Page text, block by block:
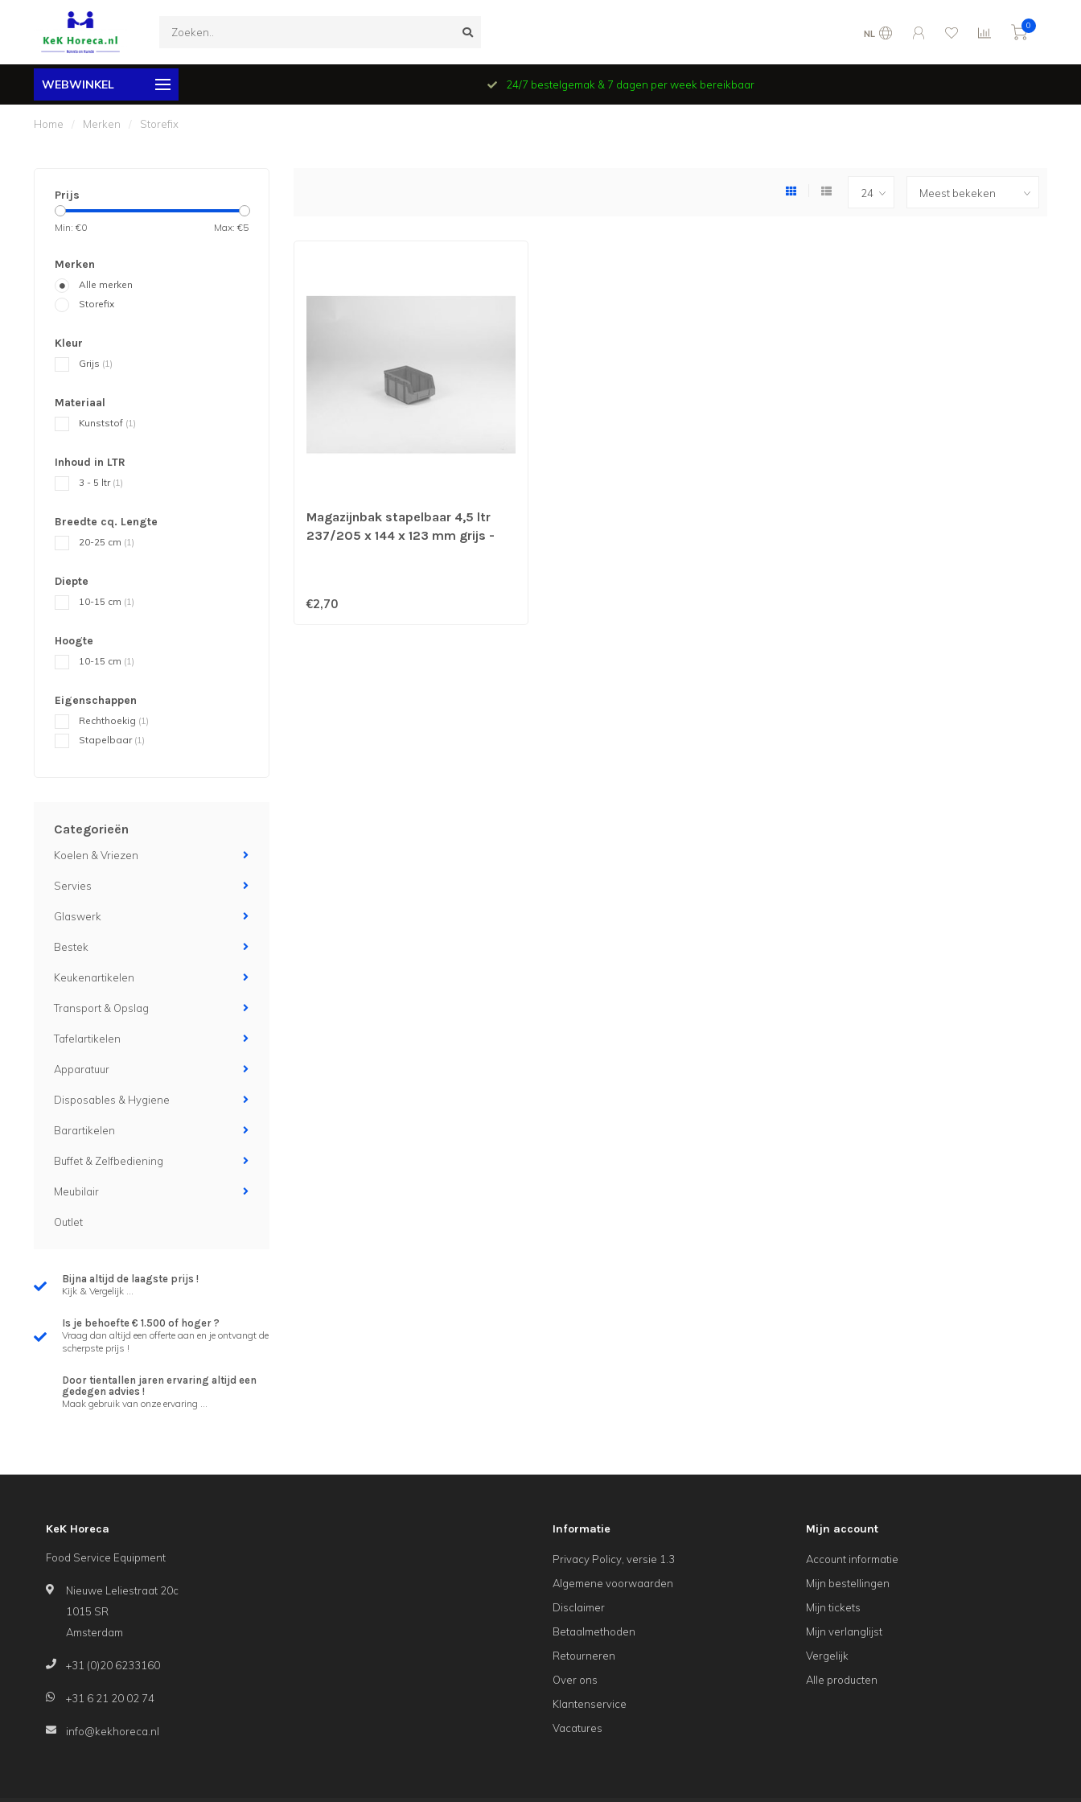
NL
0
WEBWINKEL 24/7 bestelgemak & 7 dagen per week bereikbaar
Home / Merken / Storefix
Prijs
Min: €0 Max: €5
Merken
Alle merken
Storefix
Kleur
Grijs (1)
Materiaal
Kunststof (1)
Inhoud in LTR
3 - 5 ltr (1)
Breedte cq. Lengte
20-25 cm (1)
Diepte
10-15 cm (1)
Hoogte
10-15 cm (1)
Eigenschappen
Rechthoekig (1)
Stapelbaar (1)
Categorieën
Koelen & Vriezen
Servies
Glaswerk
Bestek
Keukenartikelen
Transport & Opslag
Tafelartikelen
Apparatuur
Disposables & Hygiene
Barartikelen
Buffet & Zelfbediening
Meubilair
Outlet
Bijna altijd de laagste prijs !
Kijk & Vergelijk ...
Is je behoefte € 1.500 of hoger ?
Vraag dan altijd een offerte aan en je ontvangt de
scherpste prijs !
Door tientallen jaren ervaring altijd een
gedegen advies !
Maak gebruik van onze ervaring ...
Magazijnbak stapelbaar 4,5 ltr
237/205 x 144 x 123 mm grijs -
€2,70
KeK Horeca
Food Service Equipment
Nieuwe Leliestraat 20c
1015 SR
Amsterdam
+31 (0)20 6233160
+31 6 21 20 02 74
info@kekhoreca.nl
Informatie
Privacy Policy, versie 1.3
Algemene voorwaarden
Disclaimer
Betaalmethoden
Retourneren
Over ons
Klantenservice
Vacatures
Mijn account
Account informatie
Mijn bestellingen
Mijn tickets
Mijn verlanglijst
Vergelijk
Alle producten